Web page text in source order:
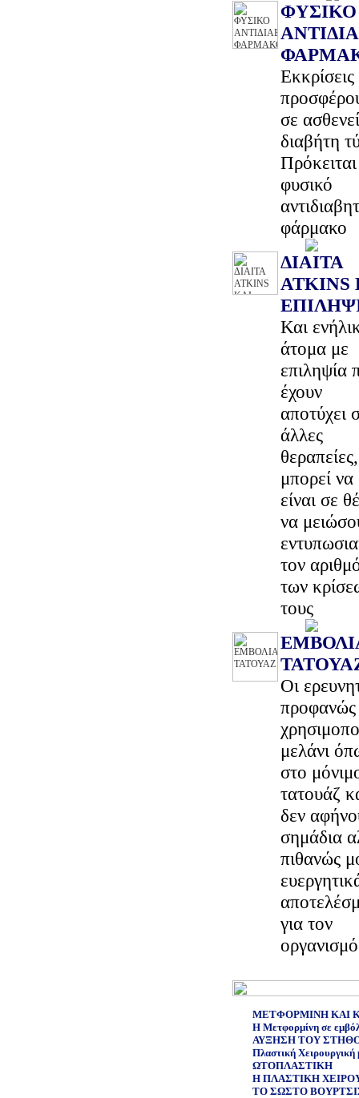
ΦΥΣΙΚΟ
σε
διαβήτη
φυσικό
φάρμακο
ΔΙΑΙΤΑ
ATKINS
Και
άτομα με
επιληψία
έχουν
αποτύχει
άλλες
θεραπείες,
μπορεί να
είναι σε
να
τον
των
τους
Oι
προφανώς
μελάνι
στο
τατουάζ
δεν
σημάδια
πιθανώς
για τον
ΜΕΤΦΟΡΜΙΝΗ ΚΑΙ
Η Μετφορμίνη σε
ΑΥΞΗΣΗ ΤΟΥ
Πλαστική
ΩΤΟΠΛΑΣΤΙΚΗ
Η ΠΛΑΣΤΙΚΗ
ΤΟ ΣΩΣΤΟ